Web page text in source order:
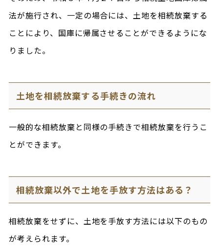
法が施行され、一定の場合には、土地を相続放棄する
ことにより、国庫に帰属させることができるようにな
りました。
土地を相続放棄する手続きの流れ
一般的な相続放棄と同様の手続きで相続放棄を行うこ
とができます。
相続放棄以外で土地を手放す方法はある？
相続放棄をせずに、土地を手放す方法には以下のもの
が考えられます。